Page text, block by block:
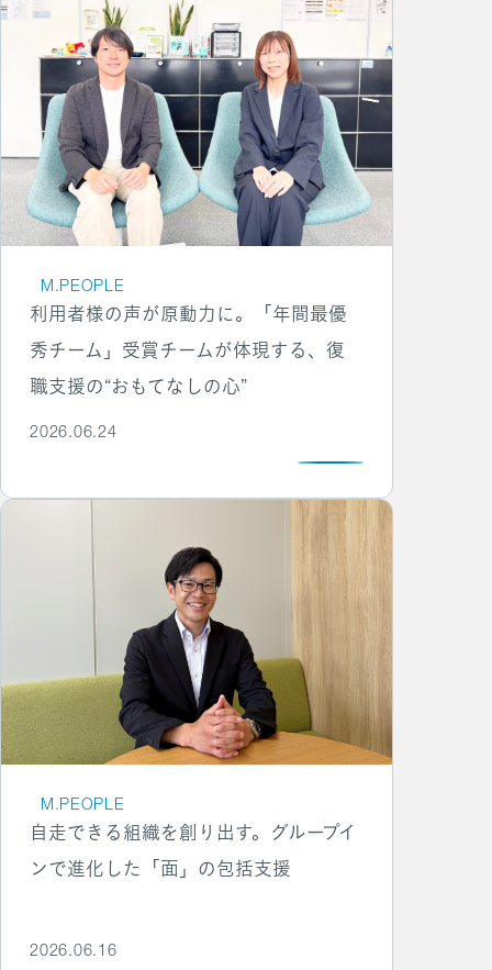
M.PEOPLE
利用者様の声が原動力に。「年間最優
秀チーム」受賞チームが体現する、復
職支援の“おもてなしの心”
2026.06.24
M.PEOPLE
自走できる組織を創り出す。グループイ
ンで進化した「面」の包括支援
2026.06.16